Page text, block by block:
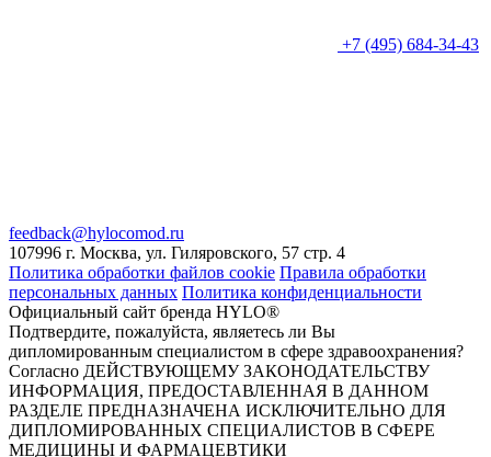
+7 (495) 684-34-43
feedback@hylocomod.ru
107996 г. Москва, ул. Гиляровского, 57 стр. 4
Политика обработки файлов cookie Правила обработки
персональных данных Политика конфиденциальности
Официальный сайт бренда HYLO®
Подтвердите, пожалуйста, являетесь ли Вы
дипломированным специалистом в сфере здравоохранения?
Согласно ДЕЙСТВУЮЩЕМУ ЗАКОНОДАТЕЛЬСТВУ
ИНФОРМАЦИЯ, ПРЕДОСТАВЛЕННАЯ В ДАННОМ
РАЗДЕЛЕ ПРЕДНАЗНАЧЕНА ИСКЛЮЧИТЕЛЬНО ДЛЯ
ДИПЛОМИРОВАННЫХ СПЕЦИАЛИСТОВ В СФЕРЕ
МЕДИЦИНЫ И ФАРМАЦЕВТИКИ